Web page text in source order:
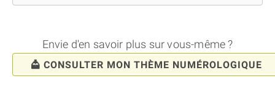
Envie d'en savoir plus sur vous-même ?
CONSULTER MON THÈME NUMÉROLOGIQUE